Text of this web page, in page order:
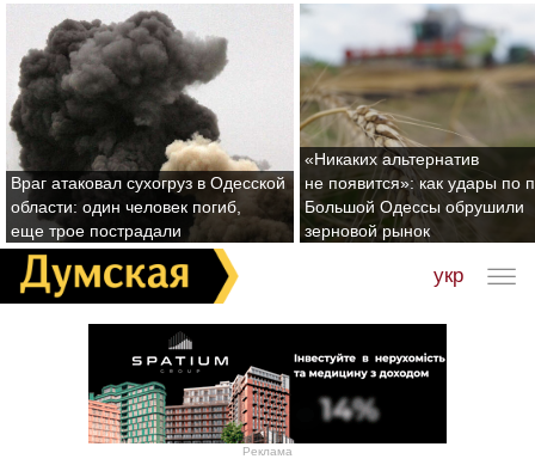
Враг атаковал сухогруз в Одесской
области: один человек погиб,
еще трое пострадали
«Никаких альтернатив
не появится»: как удары по
Большой Одессы обрушили
зерновой рынок
укр
Реклама